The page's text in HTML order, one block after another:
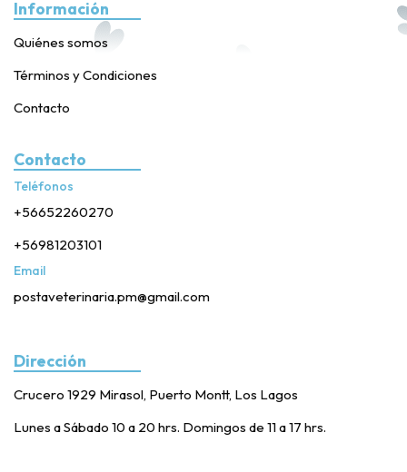
Información
Quiénes somos
Términos y Condiciones
Contacto
Contacto
Teléfonos
+56652260270
+56981203101
Email
postaveterinaria.pm@gmail.com
Dirección
Crucero 1929 Mirasol, Puerto Montt, Los Lagos
Lunes a Sábado 10 a 20 hrs. Domingos de 11 a 17 hrs.